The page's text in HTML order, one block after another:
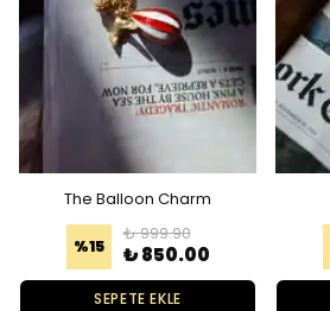
The Balloon Charm
%15
₺ 999.90
₺ 850.00
SEPETE EKLE